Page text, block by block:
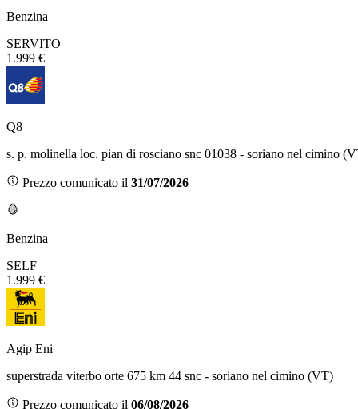
Benzina
SERVITO
1.999 €
Q8
s. p. molinella loc. pian di rosciano snc 01038 - soriano nel cimino
Prezzo comunicato il 31/07/2026
Benzina
SELF
1.999 €
Agip Eni
superstrada viterbo orte 675 km 44 snc - soriano nel cimino (VT)
Prezzo comunicato il 06/08/2026